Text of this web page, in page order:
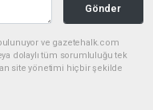
Gönder
ve gazetehalk.com
dolaylı tüm sorumluluğu tek
site yönetimi hiçbir şekilde